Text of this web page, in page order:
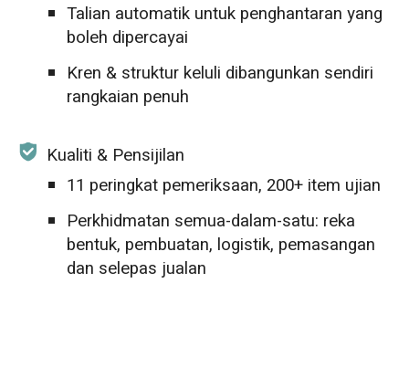
Talian automatik untuk penghantaran yang
boleh dipercayai
Kren & struktur keluli dibangunkan sendiri
rangkaian penuh
Kualiti & Pensijilan
11 peringkat pemeriksaan, 200+ item ujian
Perkhidmatan semua-dalam-satu: reka
bentuk, pembuatan, logistik, pemasangan
dan selepas jualan